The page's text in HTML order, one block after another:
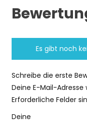
Es gibt noch
Schreibe die erste
Deine E-Mail-
Erforderliche Felder
Deine